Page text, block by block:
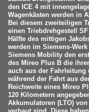
den ICE 4 mit
Wagenkästen werden in
Bei diesem zweiteiligen
einen Triebdrehgestell
Hälfte des mittigen
werden im Siemens-
Siemens Mobility den
des Mireo Plus B die
auch aus der Fahrleitung
während der Fahrt aus
Reichweite eines Mireo
120 Kilometern
Akkumulatoren (LTO)